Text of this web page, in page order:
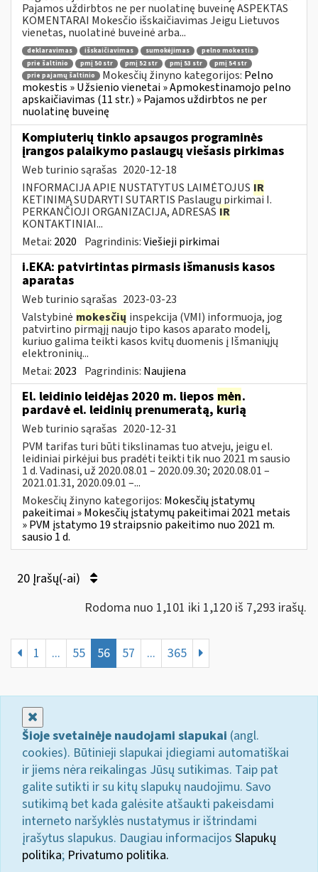
Pajamos uždirbtos ne per nuolatinę buveinę ASPEKTAS
KOMENTARAI Mokesčio išskaičiavimas Jeigu Lietuvos
vienetas, nuolatinė buveinė arba...
deklaravimas išskaičiavimas sumokėjimas
pelno mokestis
prie šaltinio
pmį 50 str pmį 52 str pmį 53 str
pmį 54 str
prie pajamų šaltinio
Mokesčių žinyno kategorijos: Pelno
mokestis » Užsienio vienetai » Apmokestinamojo pelno
apskaičiavimas (11 str.) » Pajamos uždirbtos ne per
nuolatinę buveinę
Kompiuterių tinklo apsaugos programinės
įrangos palaikymo paslaugų viešasis pirkimas
Web turinio sąrašas 2020-12-18
INFORMACIJA APIE NUSTATYTUS LAIMĖTOJUS IR
KETINIMĄ SUDARYTI SUTARTIS Paslaugų pirkimai I.
PERKANČIOJI ORGANIZACIJA, ADRESAS IR
KONTAKTINIAI...
Metai: 2020 Pagrindinis:Viešieji pirkimai
i.EKA: patvirtintas pirmasis išmanusis kasos
aparatas
Web turinio sąrašas 2023-03-23
Valstybinė mokesčių inspekcija (VMI) informuoja, jog
patvirtino pirmąjį naujo tipo kasos aparato modelį,
kuriuo galima teikti kasos kvitų duomenis į Išmaniųjų
elektroninių...
Metai: 2023 Pagrindinis: Naujiena
El. leidinio leidėjas 2020 m. liepos mėn.
pardavė el. leidinių prenumeratą, kurią
Web turinio sąrašas 2020-12-31
PVM tarifas turi būti tikslinamas tuo atveju, jeigu el.
leidiniai pirkėjui bus pradėti teikti tik nuo 2021 m sausio
1 d. Vadinasi, už 2020.08.01 – 2020.09.30; 2020.08.01 –
2021.01.31, 2020.09.01 –...
Mokesčių žinyno kategorijos: Mokesčių įstatymų
pakeitimai » Mokesčių įstatymų pakeitimai 2021 metais
» PVM įstatymo 19 straipsnio pakeitimo nuo 2021 m.
sausio 1 d.
20 Įrašų(-ai)
Rodoma nuo 1,101 iki 1,120 iš 7,293 irašų.
1 ... 55 56 57 ... 365
Šioje svetainėje naudojami slapukai (angl.
cookies). Būtinieji slapukai įdiegiami automatiškai
ir jiems nėra reikalingas Jūsų sutikimas. Taip pat
galite sutikti ir su kitų slapukų naudojimu. Savo
sutikimą bet kada galėsite atšaukti pakeisdami
interneto naršyklės nustatymus ir ištrindami
įrašytus slapukus. Daugiau informacijos Slapukų
politika; Privatumo politika.